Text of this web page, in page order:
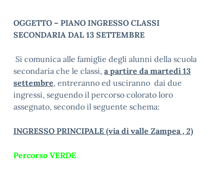
OGGETTO – PIANO INGRESSO CLASSI
SECONDARIA DAL 13 SETTEMBRE
Si comunica alle famiglie degli alunni della scuola
secondaria che le classi, a partire da martedì 13
settembre, entreranno ed usciranno dai due
ingressi, seguendo il percorso colorato loro
assegnato, secondo il seguente schema:
INGRESSO PRINCIPALE (via di valle Zampea , 2)
Percorso VERDE